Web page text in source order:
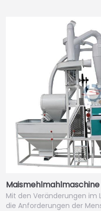
Maismehlmahlmaschine
Mit den Veränderungen im
die Anforderungen der